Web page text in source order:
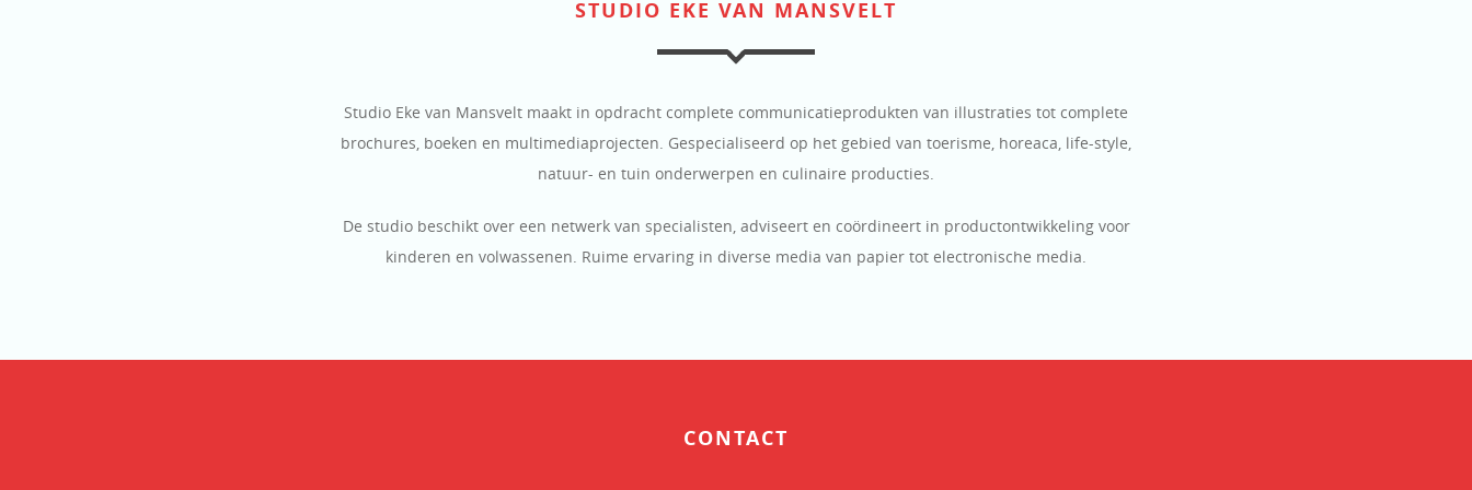
STUDIO EKE VAN MANSVELT
Studio Eke van Mansvelt maakt in opdracht complete communicatieprodukten van illustraties tot complete
brochures, boeken en multimediaprojecten. Gespecialiseerd op het gebied van toerisme, horeaca, life-style,
natuur- en tuin onderwerpen en culinaire producties.
De studio beschikt over een netwerk van specialisten, adviseert en coördineert in productontwikkeling voor
kinderen en volwassenen. Ruime ervaring in diverse media van papier tot electronische media.
CONTACT